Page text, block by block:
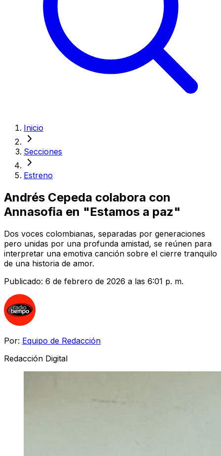
Inicio
Secciones
Estreno
Andrés Cepeda colabora con
Annasofia en "Estamos a paz"
Dos voces colombianas, separadas por generaciones
pero unidas por una profunda amistad, se reúnen para
interpretar una emotiva canción sobre el cierre tranquilo
de una historia de amor.
Publicado: 6 de febrero de 2026 a las 6:01 p. m.
Por: Equipo de Redacción
Redacción Digital